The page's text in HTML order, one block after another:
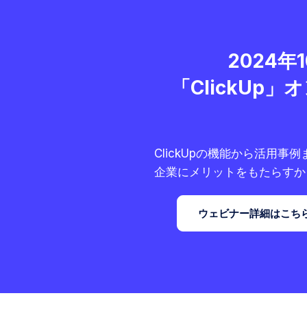
2024年
「ClickUp」
ClickUpの機能から活用事例
企業にメリットをもたらす
ウェビナー詳細はこち